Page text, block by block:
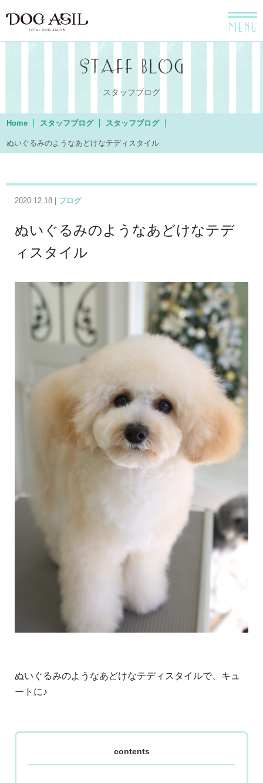
menu
スタッフブログ
Home スタッフブログ スタッフブログ
ぬいぐるみのようなあどけなテディスタイル
2020.12.18 | ブログ
ぬいぐるみのようなあどけなテデ
ィスタイル
ぬいぐるみのようなあどけなテディスタイルで、キュ
ートに♪
contents